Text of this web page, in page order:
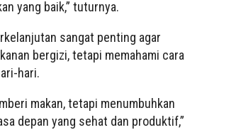
yang baik,” tuturnya.
sangat penting agar
bergizi, tetapi memahami cara
hari.
makan, tetapi menumbuhkan
depan yang sehat dan produktif,”